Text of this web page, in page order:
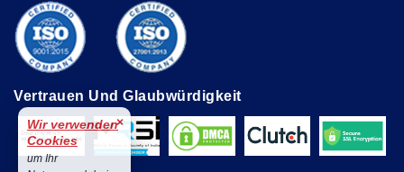
Vertrauen Und Glaubwürdigkeit
Wir verwenden
Cookies
×
um Ihr